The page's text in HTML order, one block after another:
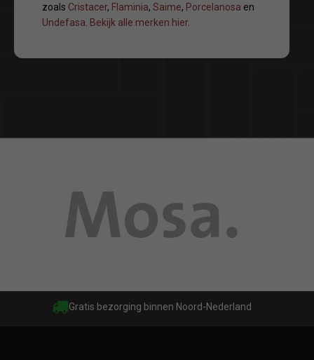
zoals Cristacer, Flaminia, Saime, Porcelanosa en
Undefasa Bekijk alle merken hier.
Gratis bezorging binnen Noord-Nederland